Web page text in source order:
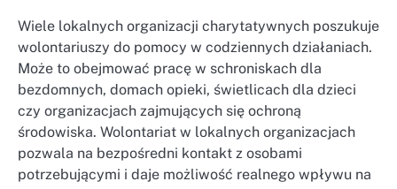
Wiele lokalnych organizacji charytatywnych poszukuje
wolontariuszy do pomocy w codziennych działaniach.
Może to obejmować pracę w schroniskach dla
bezdomnych, domach opieki, świetlicach dla dzieci
czy organizacjach zajmujących się ochroną
środowiska. Wolontariat w lokalnych organizacjach
pozwala na bezpośredni kontakt z osobami
potrzebującymi i daje możliwość realnego wpływu na